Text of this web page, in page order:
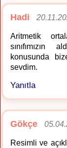
Hadi
Aritmetik
sınıfımızın
konusunda
sevdim.
Yanıtla
Gökçe
Resimli ve